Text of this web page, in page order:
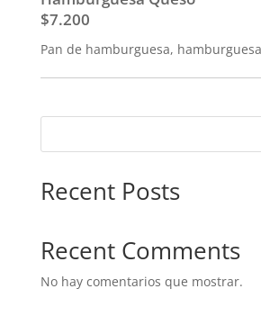
$7.200
Pan de hamburguesa,
Recent Posts
Recent Comments
No hay comentarios que mostrar.